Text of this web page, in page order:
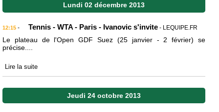
Lundi 02 décembre 2013
12:15 - Tennis - WTA - Paris - Ivanovic s'invite - LEQUIPE.FR
Le plateau de l'Open GDF Suez (25 janvier - 2 février) se
précise....
Lire la suite
Jeudi 24 octobre 2013